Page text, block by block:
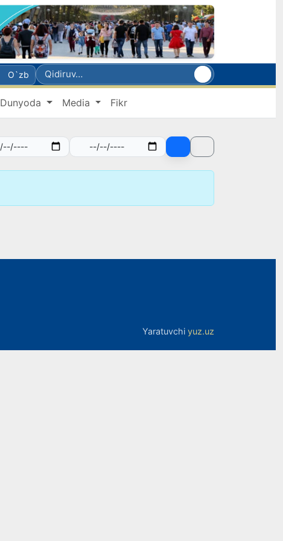
O`zb
Dunyoda Media Fikr
Yaratuvchi yuz.uz